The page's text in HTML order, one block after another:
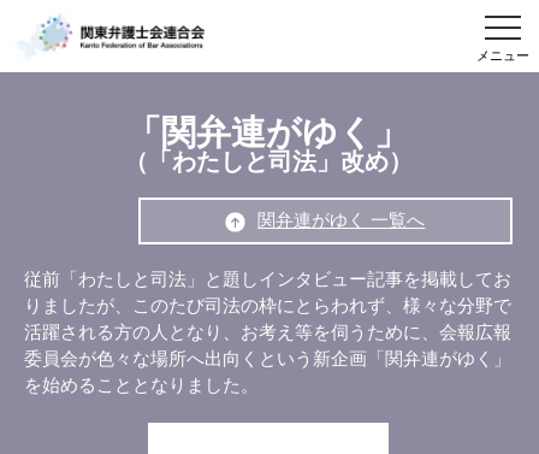
メニュー
「関弁連がゆく」
（「わたしと司法」改め）
関弁連がゆく 一覧へ
従前「わたしと司法」と題しインタビュー記事を掲載してお
りましたが、このたび司法の枠にとらわれず、様々な分野で
活躍される方の人となり、お考え等を伺うために、会報広報
委員会が色々な場所へ出向くという新企画「関弁連がゆく」
を始めることとなりました。